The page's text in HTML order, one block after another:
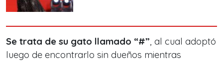
Se trata de su gato llamado “#”, al cual adoptó
luego de encontrarlo sin dueños mientras